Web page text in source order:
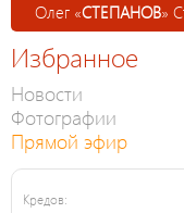
Олег «СТЕПАНОВ»
Избранное
Новости
Фотографии
Прямой эфир
Кредов: